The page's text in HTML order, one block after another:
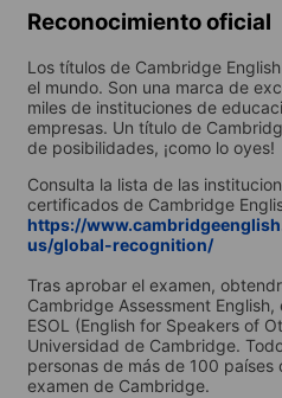
Reconocimiento oficial
Los títulos de Cambridge
el mundo. Son una marca de
miles de instituciones de
empresas. Un título de
de posibilidades, ¡como lo oyes!
Consulta la lista de las
certificados de Cambridge
https://
us/global-recognition/
Tras aprobar el examen,
Cambridge Assessment
ESOL (English for Speakers of
Universidad de Cambridge.
personas de más de 100
examen de Cambridge.